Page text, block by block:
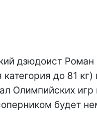
дзюдоист Роман
категория до 81
Олимпийских игр
будет